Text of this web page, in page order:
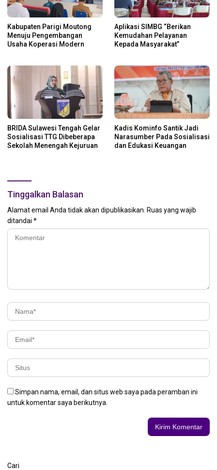
Kabupaten Parigi Moutong
Menuju Pengembangan
Usaha Koperasi Modern
Aplikasi SIMBG “Berikan
Kemudahan Pelayanan
Kepada Masyarakat”
BRIDA Sulawesi Tengah Gelar
Sosialisasi TTG Dibeberapa
Sekolah Menengah Kejuruan
Kadis Kominfo Santik Jadi
Narasumber Pada Sosialisasi
dan Edukasi Keuangan
Tinggalkan Balasan
Alamat email Anda tidak akan dipublikasikan. Ruas yang wajib
ditandai *
Simpan nama, email, dan situs web saya pada peramban ini
untuk komentar saya berikutnya.
Cari